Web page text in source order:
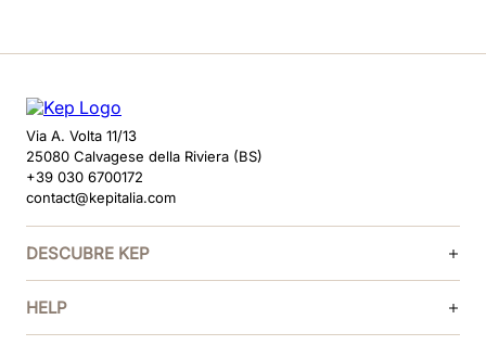
Via A. Volta 11/13
25080 Calvagese della Riviera (BS)
+39 030 6700172
contact@kepitalia.com
DESCUBRE KEP
HELP